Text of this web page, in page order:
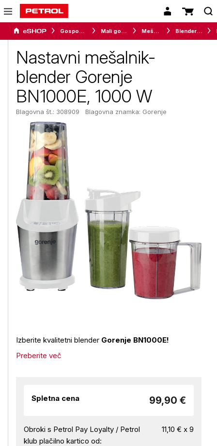
Gospodinjski aparati Mali gospodinjski aparati Mešalniki Blenderji in smoothie makerji
Nastavni mešalnik-
blender Gorenje
BN1000E, 1000 W
Blagovna št.: 308909 Blagovna znamka: Gorenje
Izberite kvalitetni blender Gorenje BN1000E!
Preberite več
Spletna cena 99,90 €
Obroki s Petrol Pay Loyalty / Petrol
klub plačilno kartico od:
11,10 € x 9